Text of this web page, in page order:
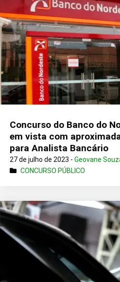
Concurso do Banco do
em vista com
para Analista Bancário
27 de julho de 2023 - Geovane
CONCURSO PÚBLICO